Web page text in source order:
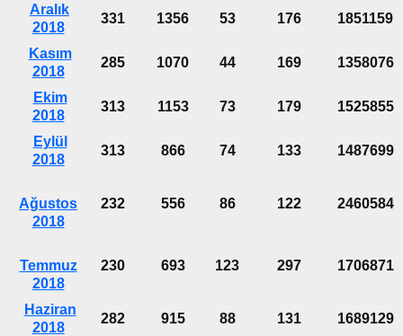
Aralık
2018
331 1356 53 176 1851159
Kasım
2018
285 1070 44 169 1358076
Ekim
2018
313 1153 73 179 1525855
Eylül
2018
313 866 74 133 1487699
Ağustos
2018
232 556 86 122 2460584
Temmuz
2018
230 693 123 297 1706871
Haziran
2018
282 915 88 131 1689129